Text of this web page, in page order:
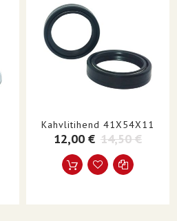
Kahvlitihend 41X54X11
12,00 € 14,50 €